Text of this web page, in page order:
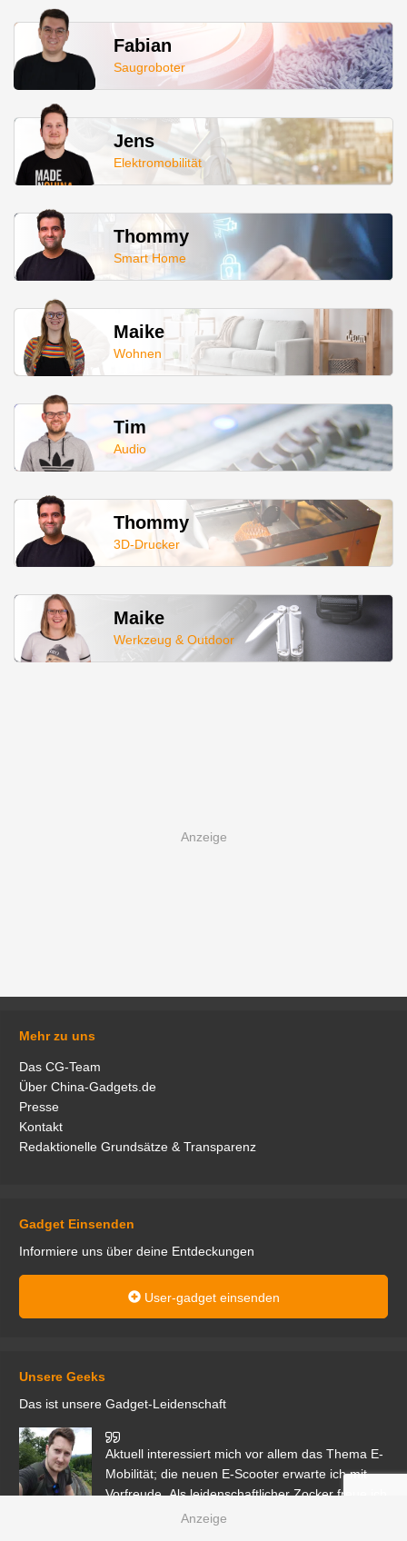
Fabian
Saugroboter
Jens
Elektromobilität
Thommy
Smart Home
Maike
Wohnen
Tim
Audio
Thommy
3D-Drucker
Maike
Werkzeug & Outdoor
Mehr zu uns
Das CG-Team
Über China-Gadgets.de
Presse
Kontakt
Redaktionelle Grundsätze & Transparenz
Gadget Einsenden
Informiere uns über deine Entdeckungen
User-gadget einsenden
Unsere Geeks
Das ist unsere Gadget-Leidenschaft
Aktuell interessiert mich vor allem das Thema E-
Mobilität; die neuen E-Scooter erwarte ich mit
Vorfreude. Als leidenschaftlicher Zocker freue ich
mich auch über alle Gadgets mit Gaming-Bezug.